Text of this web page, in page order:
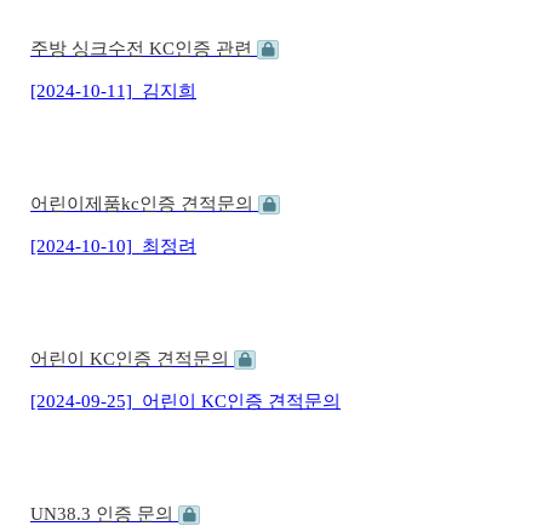
주방 싱크수전 KC인증 관련
[2024-10-11] 김지희
어린이제품kc인증 견적문의
[2024-10-10] 최정려
어린이 KC인증 견적문의
[2024-09-25] 어린이 KC인증 견적문의
UN38.3 인증 문의